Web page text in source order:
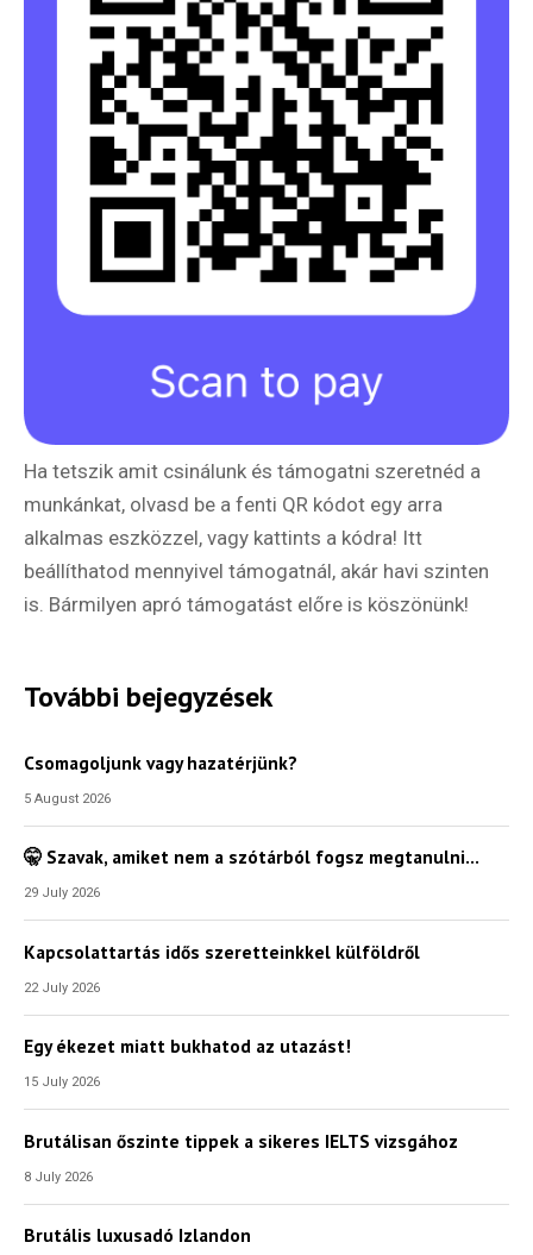
Hírlevél
Válaszd ki az ajándékod amit
most ingyen megkapsz Tőlünk!
Világkörüli
ízutazás
Külföldre
Költözünk!
játék -
Utazási
Felhasználási feltételek
Ha tetszik amit csinálunk és támogatni szeretnéd a
munkánkat, olvasd be a fenti QR kódot egy arra
alkalmas eszközzel, vagy kattints a kódra! Itt
beállíthatod mennyivel támogatnál, akár havi szinten
is. Bármilyen apró támogatást előre is köszönünk!
További bejegyzések
Csomagoljunk vagy hazatérjünk?
5 August 2026
🤫 Szavak, amiket nem a szótárból fogsz megtanulni…
29 July 2026
Kapcsolattartás idős szeretteinkkel külföldről
22 July 2026
Egy ékezet miatt bukhatod az utazást!
15 July 2026
Brutálisan őszinte tippek a sikeres IELTS vizsgához
8 July 2026
Brutális luxusadó Izlandon